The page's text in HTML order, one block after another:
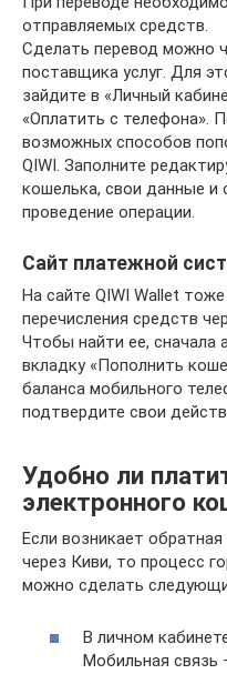
отправляемых средств.
Сделать перевод можно
поставщика услуг. Для
зайдите в «Личный
«Оплатить с телефона».
возможных способов
QIWI. Заполните
кошелька, свои данные и
проведение операции.
Сайт платежной
На сайте QIWI Wallet
перечисления средств
Чтобы найти ее, сначала
вкладку «Пополнить
баланса мобильного
подтвердите свои
Удобно ли
электронного
Если возникает
через Киви, то процесс
можно сделать
В личном
Мобильная связь